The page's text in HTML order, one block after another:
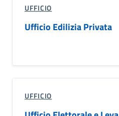
UFFICIO
Ufficio Edilizia Privata
UFFICIO